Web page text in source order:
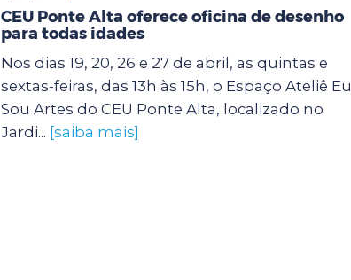
CEU Ponte Alta oferece oficina de desenho
para todas idades
Nos dias 19, 20, 26 e 27 de abril, as quintas e
sextas-feiras, das 13h às 15h, o Espaço Ateliê Eu
Sou Artes do CEU Ponte Alta, localizado no
Jardi... [saiba mais]